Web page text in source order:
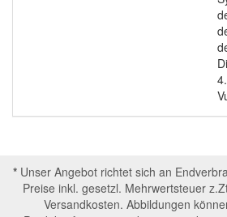
*Unser Angebot richtet sich an
Preise inkl. gesetzl. Mehrwertsteuer
Versandkosten. Abbildungen